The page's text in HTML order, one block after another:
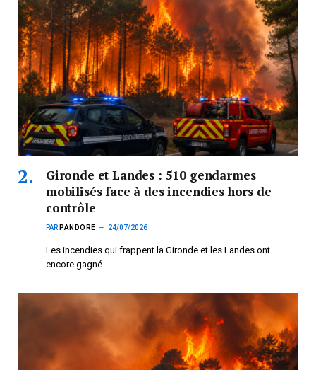
Gironde et Landes : 510 gendarmes
mobilisés face à des incendies hors de
contrôle
PAR PANDORE 24/07/2026
Les incendies qui frappent la Gironde et les Landes ont
encore gagné…